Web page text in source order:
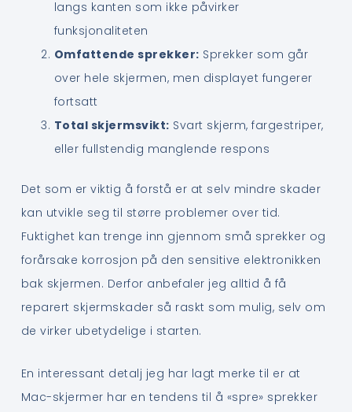
langs kanten som ikke påvirker
funksjonaliteten
Omfattende sprekker: Sprekker som går
over hele skjermen, men displayet fungerer
fortsatt
Total skjermsvikt: Svart skjerm, fargestriper,
eller fullstendig manglende respons
Det som er viktig å forstå er at selv mindre skader
kan utvikle seg til større problemer over tid.
Fuktighet kan trenge inn gjennom små sprekker og
forårsake korrosjon på den sensitive elektronikken
bak skjermen. Derfor anbefaler jeg alltid å få
reparert skjermskader så raskt som mulig, selv om
de virker ubetydelige i starten.
En interessant detalj jeg har lagt merke til er at
Mac-skjermer har en tendens til å «spre» sprekker